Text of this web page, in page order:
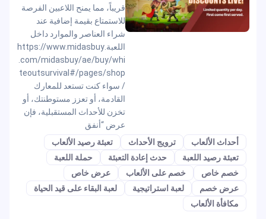
قريباً، مما يمنح اللاعبين الفرصة
للاستمتاع بقيمة إضافية عند
شراء العناصر والموارد داخل
اللعبة.https://www.midasbuy
.com/midasbuy/ae/buy/whi
teoutsurvival#/pages/shop
/ سواء كنت تستعد للمعارك
القادمة، أو تعزز مستوطنتك، أو
تخزن للأحداث المستقبلية، فإن
عرض “أنفق
أحداث الألعاب
ترويج الأحداث
تعبئة رصيد الألعاب
تعبئة رصيد اللعبة
حدث إعادة التعبئة
حملة اللعبة
خصم خاص
خصم على الألعاب
عرض خاص
عرض خصم
لعبة استراتيجية
لعبة البقاء على قيد الحياة
مكافأة الألعاب